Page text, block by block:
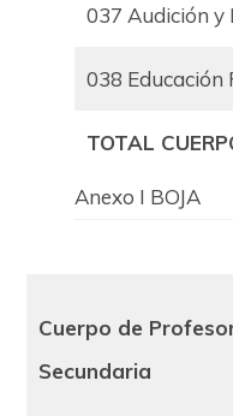
037 Audición y
038 Educación
TOTAL
Anexo I BOJA
Cuerpo de
Secundaria